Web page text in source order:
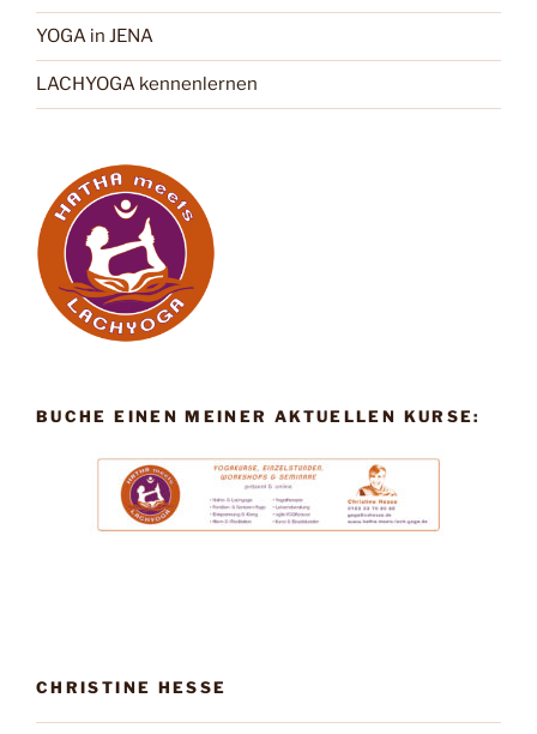
YOGA in JENA
LACHYOGA kennenlernen
BUCHE EINEN MEINER AKTUELLEN KURSE:
CHRISTINE HESSE